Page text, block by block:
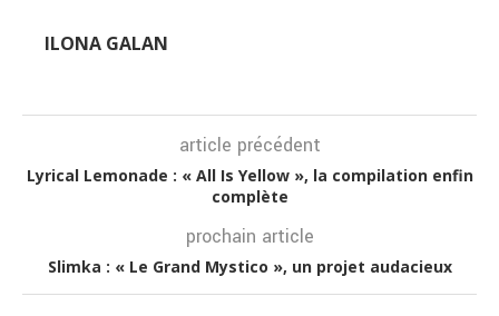
ILONA GALAN
article précédent
Lyrical Lemonade : « All Is Yellow », la compilation enfin
complète
prochain article
Slimka : « Le Grand Mystico », un projet audacieux